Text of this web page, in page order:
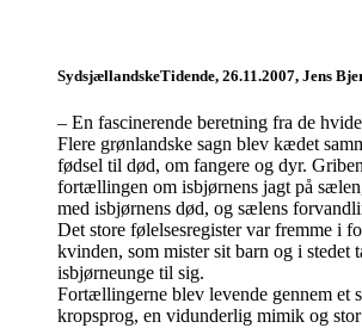
SydsjællandskeTidende, 26.11.2007, Jens
– En fascinerende beretning fra de
Flere grønlandske sagn blev kædet
fødsel til død, om fangere og dyr.
fortællingen om isbjørnens jagt på
med isbjørnens død, og sælens
Det store følelsesregister var fremme i
kvinden, som mister sit barn og i stedet
isbjørneunge til sig.
Fortællingerne blev levende gennem et
kropsprog, en vidunderlig mimik og